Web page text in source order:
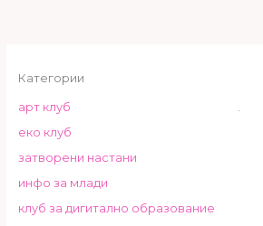
Категории
арт клуб
еко клуб
затворени настани
инфо за млади
клуб за дигитално образование